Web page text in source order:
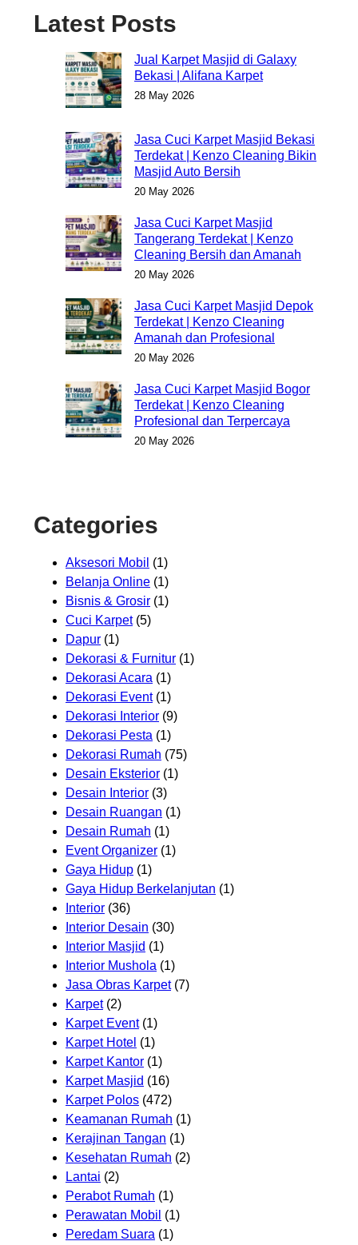
Latest Posts
Jual Karpet Masjid di Galaxy
Bekasi | Alifana Karpet
28 May 2026
Jasa Cuci Karpet Masjid Bekasi
Terdekat | Kenzo Cleaning Bikin
Masjid Auto Bersih
20 May 2026
Jasa Cuci Karpet Masjid
Tangerang Terdekat | Kenzo
Cleaning Bersih dan Amanah
20 May 2026
Jasa Cuci Karpet Masjid Depok
Terdekat | Kenzo Cleaning
Amanah dan Profesional
20 May 2026
Jasa Cuci Karpet Masjid Bogor
Terdekat | Kenzo Cleaning
Profesional dan Terpercaya
20 May 2026
Categories
Aksesori Mobil (1)
Belanja Online (1)
Bisnis & Grosir (1)
Cuci Karpet(5)
Dapur (1)
Dekorasi & Furnitur (1)
Dekorasi Acara (1)
Dekorasi Event(1)
Dekorasi Interior (9)
Dekorasi Pesta (1)
Dekorasi Rumah (75)
Desain Eksterior (1)
Desain Interior (3)
Desain Ruangan (1)
Desain Rumah (1)
Event Organizer (1)
Gaya Hidup (1)
Gaya Hidup Berkelanjutan (1)
Interior (36)
Interior Desain (30)
Interior Masjid (1)
Interior Mushola (1)
Jasa Obras Karpet(7)
Karpet(2)
Karpet Event(1)
Karpet Hotel (1)
Karpet Kantor (1)
Karpet Masjid (16)
Karpet Polos (472)
Keamanan Rumah (1)
Kerajinan Tangan (1)
Kesehatan Rumah (2)
Lantai (2)
Perabot Rumah (1)
Perawatan Mobil (1)
Peredam Suara (1)